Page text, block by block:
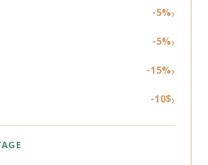
-5%›
-5%›
-15%›
-10$›